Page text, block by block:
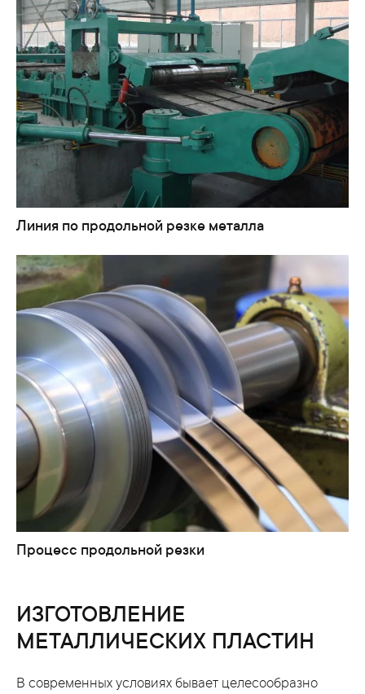
Линия по продольной резке металла
Процесс продольной резки
ИЗГОТОВЛЕНИЕ
МЕТАЛЛИЧЕСКИХ ПЛАСТИН
В современных условиях бывает целесообразно